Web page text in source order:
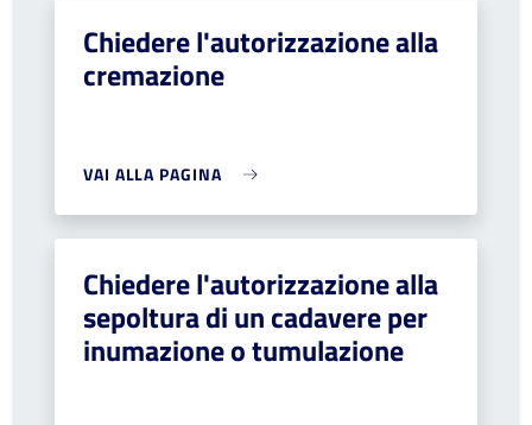
Chiedere l'autorizzazione alla
cremazione
VAI ALLA PAGINA
Chiedere l'autorizzazione alla
sepoltura di un cadavere per
inumazione o tumulazione